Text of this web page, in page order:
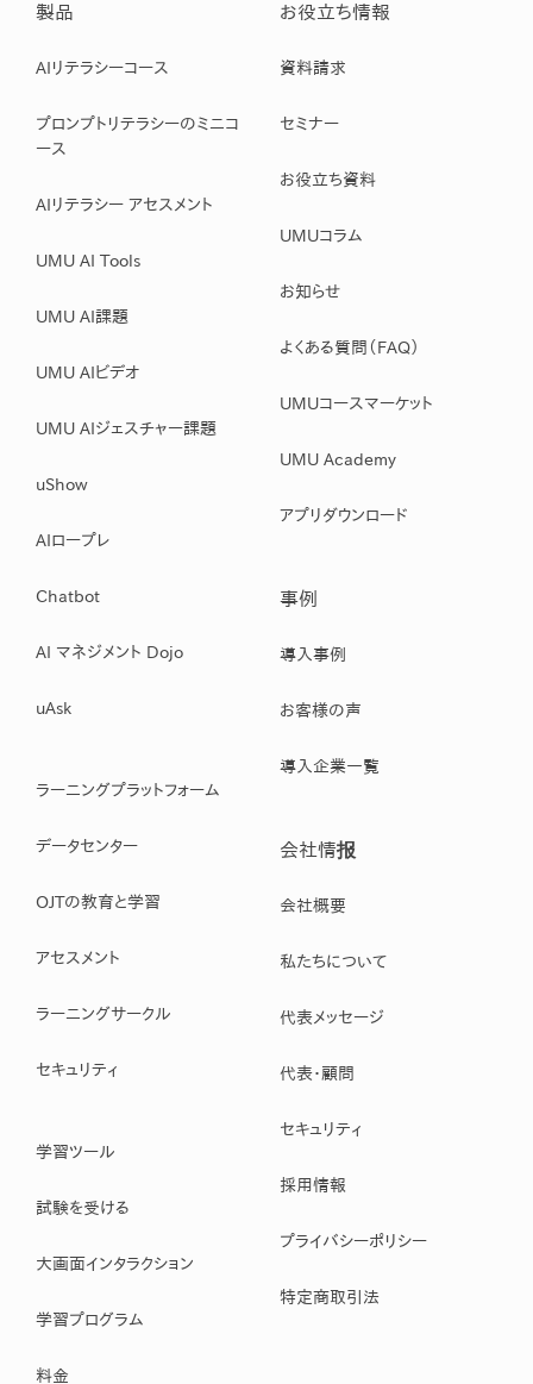
製品
AIリテラシーコース
プロンプトリテラシーのミニコ
ース
AIリテラシー アセスメント
UMU AI Tools
UMU AI課題
UMU AIビデオ
UMU AIジェスチャー課題
uShow
AIロープレ
Chatbot
AI マネジメント Dojo
uAsk
ラーニングプラットフォーム
データセンター
OJTの教育と学習
アセスメント
ラーニングサークル
セキュリティ
学習ツール
試験を受ける
大画面インタラクション
学習プログラム
料金
お役立ち情報
資料請求
セミナー
お役立ち資料
UMUコラム
お知らせ
よくある質問（FAQ）
UMUコースマーケット
UMU Academy
アプリダウンロード
事例
導入事例
お客様の声
導入企業一覧
会社情报
会社概要
私たちについて
代表メッセージ
代表・顧問
セキュリティ
採用情報
プライバシーポリシー
特定商取引法